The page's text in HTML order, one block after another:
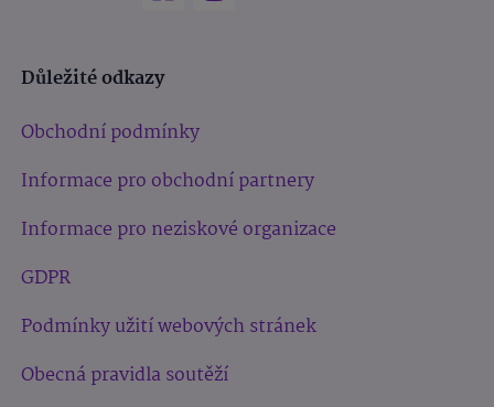
Důležité odkazy
Obchodní podmínky
Informace pro obchodní partnery
Informace pro neziskové organizace
GDPR
Podmínky užití webových stránek
Obecná pravidla soutěží